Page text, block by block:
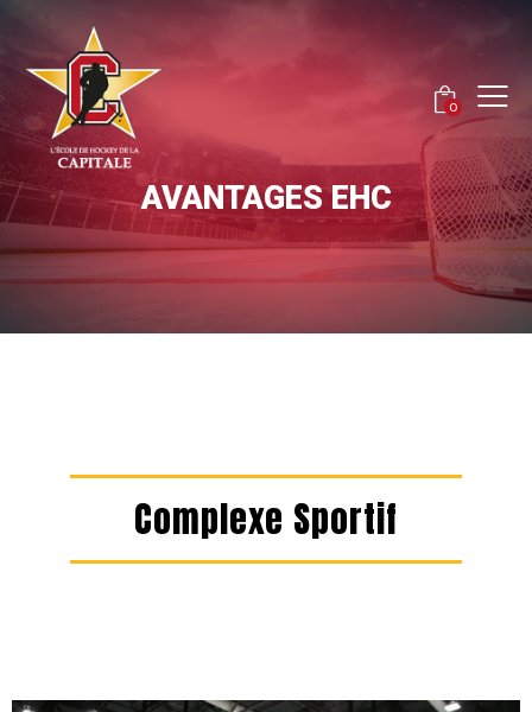
0
AVANTAGES EHC
Complexe Sportif